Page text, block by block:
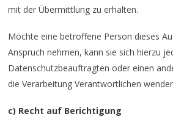
mit der Übermittlung zu erhalten.
Möchte eine betroffene Person dieses
Anspruch nehmen, kann sie sich hierzu
Datenschutzbeauftragten oder einen
die Verarbeitung Verantwortlichen
c) Recht auf Berichtigung